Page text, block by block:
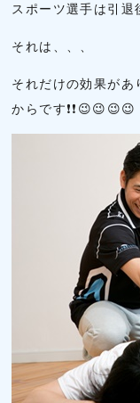
スポーツ選手は引退
それは、、、
それだけの効果があ
からです❗❗😉😉😉😉